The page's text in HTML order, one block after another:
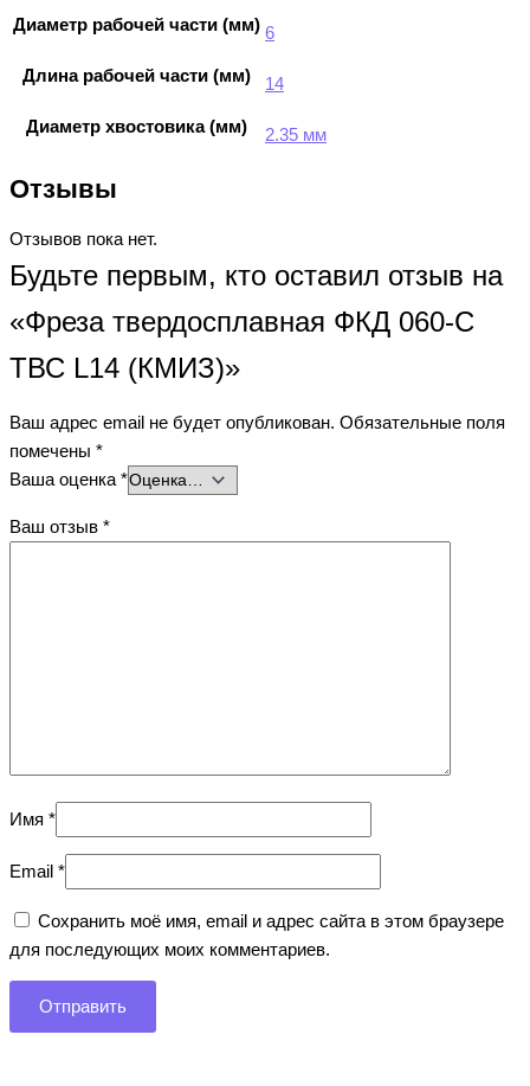
Диаметр рабочей части (мм) 6
Длина рабочей части (мм) 14
Диаметр хвостовика (мм) 2.35 мм
Отзывы
Отзывов пока нет.
Будьте первым, кто оставил отзыв на
«Фреза твердосплавная ФКД 060-С
ТВС L14 (КМИЗ)»
Ваш адрес email не будет опубликован. Обязательные поля
помечены *
Ваша оценка*
Ваш отзыв *
Имя *
Email *
Сохранить моё имя, email и адрес сайта в этом браузере
для последующих моих комментариев.